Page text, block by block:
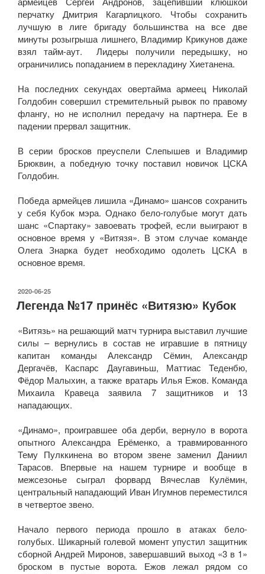
перчатку Дмитрия Кагарлицкого. Чтобы сохранить
лучшую в лиге бригаду большинства на все две
минуты розыгрыша лишнего, Владимир Крикунов даже
взял тайм-аут. Лидеры получили передышку, но
ограничились попаданием в перекладину Хиетанена.
На последних секундах овертайма армеец Николай
Голдобин совершил стремительный рывок по правому
флангу, но не исполнил передачу на партнера. Ее в
падении прервал защитник.
В серии бросков преуспели Слепышев и Владимир
Брюквин, а победную точку поставил новичок ЦСКА
Голдобин.
Победа армейцев лишила «Динамо» шансов сохранить
у себя Кубок мэра. Однако бело-голубые могут дать
шанс «Спартаку» завоевать трофей, если выиграют в
основное время у «Витязя». В этом случае команде
Олега Знарка будет необходимо одолеть ЦСКА в
основное время.
ОПУБЛИКОВАНО
2020-06-25
Легенда №17 принёс «Витязю» Кубок
«Витязь» на решающий матч турнира выставил лучшие
силы – вернулись в состав не игравшие в пятницу
капитан команды Александр Сёмин, Александр
Дергачёв, Каспарс Даугавиньш, Маттиас Теденбю,
Фёдор Малыхин, а также вратарь Илья Ежов. Команда
Михаила Кравеца заявила 7 защитников и 13
нападающих.
«Динамо», проигравшее оба дерби, вернуло в ворота
опытного Александра Ерёменко, а травмированного
Тему Пулккинена во втором звене заменил Даниил
Тарасов. Впервые на нашем турнире и вообще в
межсезонье сыграл форвард Вячеслав Кулёмин,
центральный нападающий Иван Игумнов переместился
в четвертое звено.
Начало первого периода прошло в атаках бело-
голубых. Шикарный голевой момент упустил защитник
сборной Андрей Миронов, завершавший выход «3 в 1»
броском в пустые ворота. Ежов лежал рядом со